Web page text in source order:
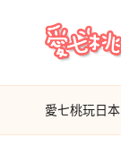
content愛
七
愛七桃玩日本